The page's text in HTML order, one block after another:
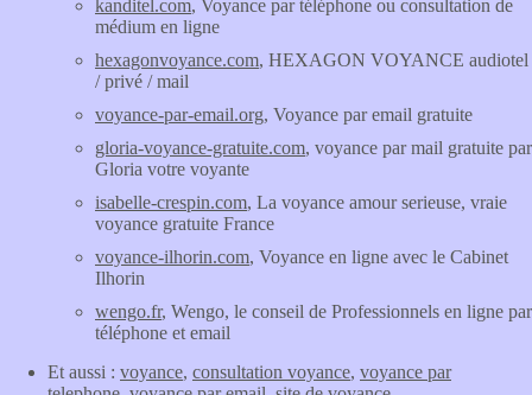
kanditel.com, Voyance par téléphone ou consultation de
médium en ligne
hexagonvoyance.com, HEXAGON VOYANCE audiotel
/ privé / mail
voyance-par-email.org, Voyance par email gratuite
gloria-voyance-gratuite.com, voyance par mail gratuite par
Gloria votre voyante
isabelle-crespin.com, La voyance amour serieuse, vraie
voyance gratuite France
voyance-ilhorin.com, Voyance en ligne avec le Cabinet
Ilhorin
wengo.fr, Wengo, le conseil de Professionnels en ligne par
téléphone et email
Et aussi : voyance, consultation voyance, voyance par